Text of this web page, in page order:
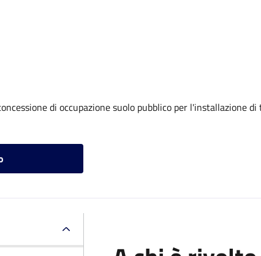
di occupazione suolo pubblico per l'installazione di